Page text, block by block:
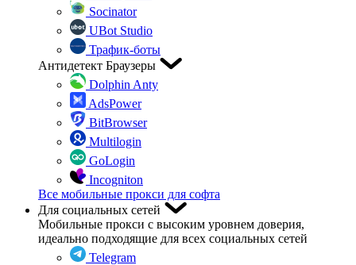
Socinator
UBot Studio
Трафик-боты
Антидетект Браузеры
Dolphin Anty
AdsPower
BitBrowser
Multilogin
GoLogin
Incogniton
Все мобильные прокси для софта
Для социальных сетей
Мобильные прокси с высоким уровнем доверия,
идеально подходящие для всех социальных сетей
Telegram